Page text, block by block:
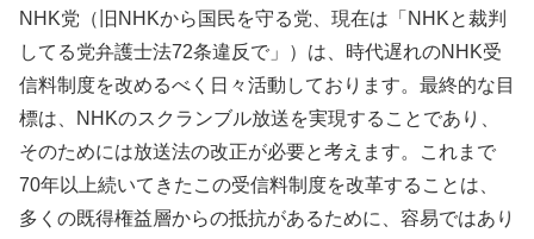
NHK党（旧NHKから国民を守る党、現在は「NHKと裁判
してる党弁護士法72条違反で」）は、時代遅れのNHK受
信料制度を改めるべく日々活動しております。最終的な目
標は、NHKのスクランブル放送を実現することであり、
そのためには放送法の改正が必要と考えます。これまで
70年以上続いてきたこの受信料制度を改革することは、
多くの既得権益層からの抵抗があるために、容易ではあり